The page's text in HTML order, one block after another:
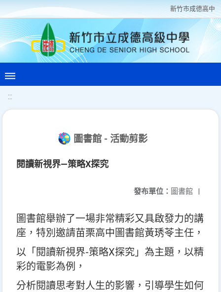
新竹巿成德高中
:::
圖書館 - 活動剪影
閱讀新視界—策略X探究
發布單位： 圖書館 |
圖書館舉辦了一場非常精彩又具啟發力的講
座，特別邀請苗栗高中圖書館黃琇苓主任，
以「閱讀新視界-策略X探究」為主題，以精
彩的電影為例，
分析閱讀思考對人生的影響，引導學生如何